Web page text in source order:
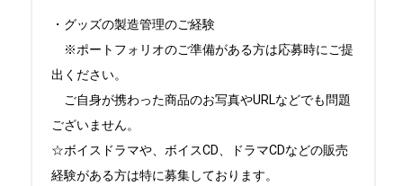
・グッズの製造管理のご経験
※ポートフォリオのご準備がある方は応募時にご提
出ください。
ご自身が携わった商品のお写真やURLなどでも問題
ございません。
☆ボイスドラマや、ボイスCD、ドラマCDなどの販売
経験がある方は特に募集しております。